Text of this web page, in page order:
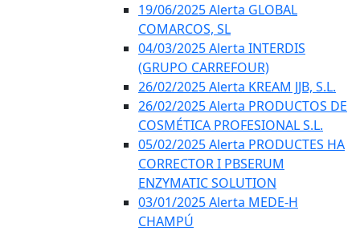
19/06/2025 Alerta GLOBAL
COMARCOS, SL
04/03/2025 Alerta INTERDIS
(GRUPO CARREFOUR)
26/02/2025 Alerta KREAM JJB, S.L.
26/02/2025 Alerta PRODUCTOS DE
COSMÉTICA PROFESIONAL S.L.
05/02/2025 Alerta PRODUCTES HA
CORRECTOR I PBSERUM
ENZYMATIC SOLUTION
03/01/2025 Alerta MEDE-H
CHAMPÚ